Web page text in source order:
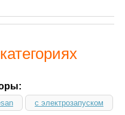
с электрозапуском